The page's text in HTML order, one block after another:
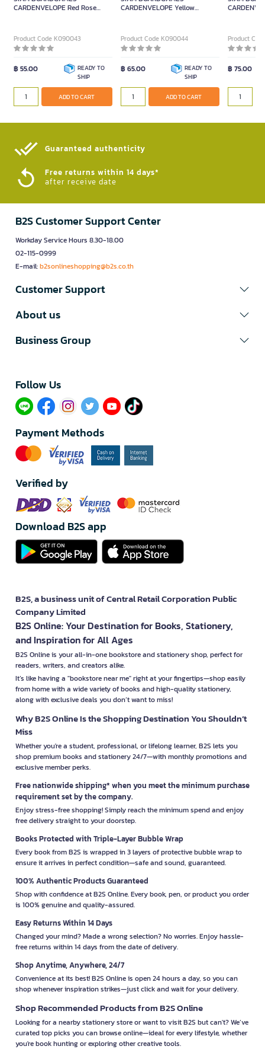
CARDENVELOPE Red Rose
Product Code K090043
฿ 55.00
READY TO
SHIP
ADD TO CART
CARDENVELOPE Yellow
Product Code K090044
฿ 65.00
READY TO
SHIP
ADD TO CART
Product
฿ 75.00
Guaranteed authenticity​
Free returns within 14 days*
after receive date
B2S Customer Support Center
Workday Service Hours 8.30-18.00
02-115-0999
E-mail:b2sonlineshopping@b2s.co.th
Customer Support
About us
Business Group
Follow Us​
Payment Methods
Verified by
Download B2S app
B2S, a business unit of Central Retail Corporation Public
Company Limited
B2S Online: Your Destination for Books, Stationery,
and Inspiration for All Ages
B2S Online is your all-in-one bookstore and stationery shop, perfect for
readers, writers, and creators alike.
It’s like having a "bookstore near me" right at your fingertips—shop easily
from home with a wide variety of books and high-quality stationery,
along with exclusive deals you don’t want to miss!
Why B2S Online Is the Shopping Destination You Shouldn’t
Miss
Whether you're a student, professional, or lifelong learner, B2S lets you
shop premium books and stationery 24/7—with monthly promotions and
exclusive member perks.
Free nationwide shipping* when you meet the minimum purchase
requirement set by the company.
Enjoy stress-free shopping! Simply reach the minimum spend and enjoy
free delivery straight to your doorstep.
Books Protected with Triple-Layer Bubble Wrap
Every book from B2S is wrapped in 3 layers of protective bubble wrap to
ensure it arrives in perfect condition—safe and sound, guaranteed.
100% Authentic Products Guaranteed
Shop with confidence at B2S Online. Every book, pen, or product you order
is 100% genuine and quality-assured.
Easy Returns Within 14 Days
Changed your mind? Made a wrong selection? No worries. Enjoy hassle-
free returns within 14 days from the date of delivery.
Shop Anytime, Anywhere, 24/7
Convenience at its best! B2S Online is open 24 hours a day, so you can
shop whenever inspiration strikes—just click and wait for your delivery.
Shop Recommended Products from B2S Online
Looking for a nearby stationery store or want to visit B2S but can't? We’ve
curated top picks you can browse online—ideal for every lifestyle, whether
you're book hunting or exploring other creative tools.